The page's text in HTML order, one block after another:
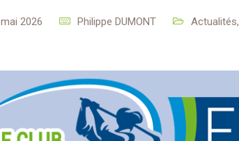
2026 Philippe DUMONT Actualités,